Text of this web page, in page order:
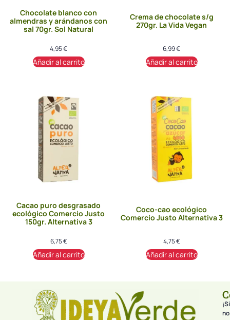
Chocolate blanco con
almendras y arándanos con
sal 70gr. Sol Natural
4,95€
Añadir al carrito
Crema de chocolate s/g
270gr. La Vida Vegan
6,99€
Añadir al carrito
Cacao puro desgrasado
ecológico Comercio Justo
150gr. Alternativa 3
6,75€
Añadir al carrito
Coco-cao ecológico
Comercio Justo Alternativa 3
4,75€
Añadir al carrito
¡Si
no